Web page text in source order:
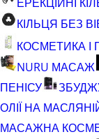
КІЛЬЦЯ БЕЗ
КОСМЕТИКА І
NURU МАСАЖ
ПЕНІСУ
ОЛІЇ НА
МАСАЖНА